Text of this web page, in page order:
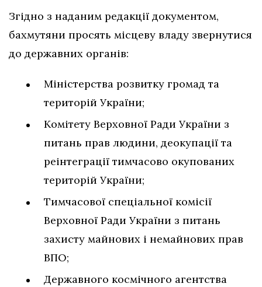
Згідно з наданим редакції документом,
бахмутяни просять місцеву владу звернутися
до державних органів:
Міністерства розвитку громад та
територій України;
Комітету Верховної Ради України з
питань прав людини, деокупації та
реінтеграції тимчасово окупованих
територій України;
Тимчасової спеціальної комісії
Верховної Ради України з питань
захисту майнових і немайнових прав
ВПО;
Державного космічного агентства